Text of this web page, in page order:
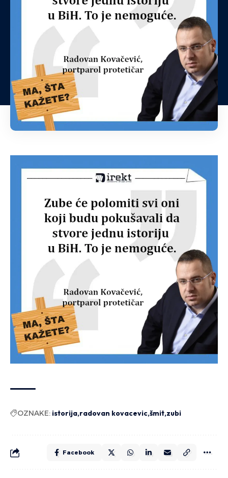
OZNAKE: istorija radovan kovacevic šmit zubi
Facebook